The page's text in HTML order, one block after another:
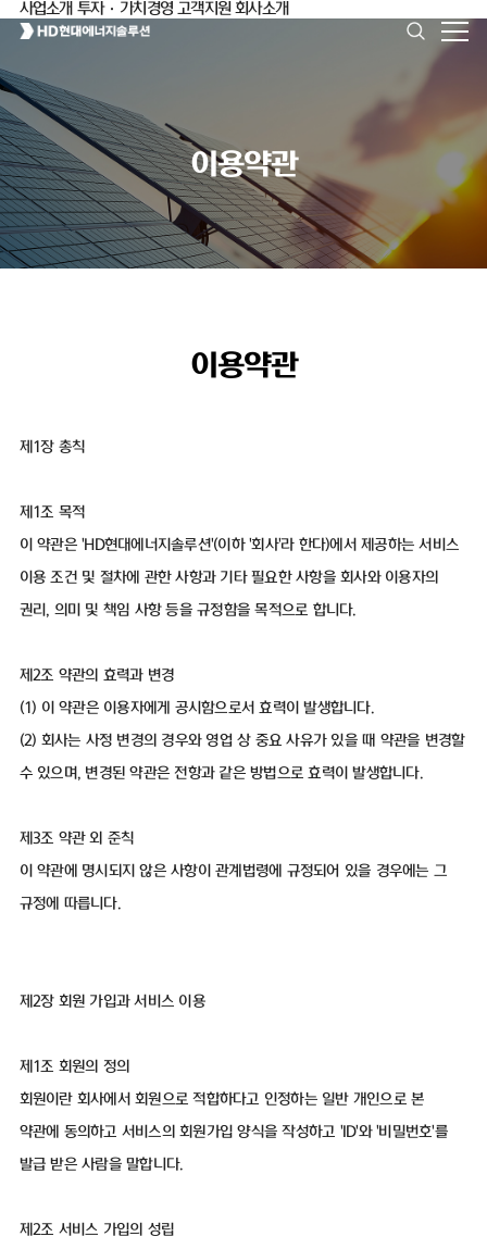
사업소개 투자·가치경영 고객지원 회사소개
이용약관
이용약관
제1장 총칙
제1조 목적
이 약관은 'HD현대에너지솔루션'(이하 '회사'라 한다)에서 제공하는 서비스
이용 조건 및 절차에 관한 사항과 기타 필요한 사항을 회사와 이용자의
권리, 의미 및 책임 사항 등을 규정함을 목적으로 합니다.
제2조 약관의 효력과 변경
(1) 이 약관은 이용자에게 공시함으로서 효력이 발생합니다.
(2) 회사는 사정 변경의 경우와 영업 상 중요 사유가 있을 때 약관을 변경할
수 있으며, 변경된 약관은 전항과 같은 방법으로 효력이 발생합니다.
제3조 약관 외 준칙
이 약관에 명시되지 않은 사항이 관계법령에 규정되어 있을 경우에는 그
규정에 따릅니다.
제2장 회원 가입과 서비스 이용
제1조 회원의 정의
회원이란 회사에서 회원으로 적합하다고 인정하는 일반 개인으로 본
약관에 동의하고 서비스의 회원가입 양식을 작성하고 'ID'와 '비밀번호'를
발급 받은 사람을 말합니다.
제2조 서비스 가입의 성립